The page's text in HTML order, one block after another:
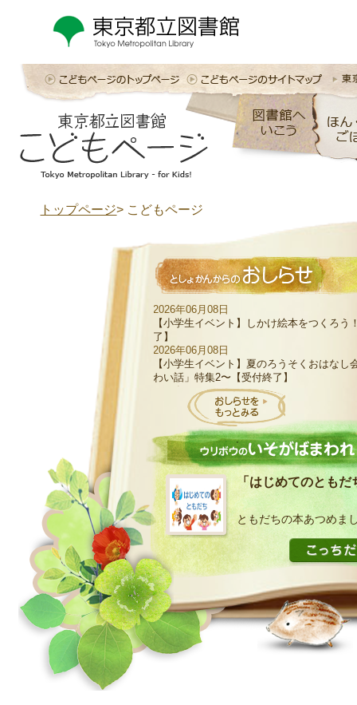
トップページ> こどもページ
2026年06月08日
【小学生イベント】しかけ絵本をつくろう
了】
2026年06月08日
【小学生イベント】夏のろうそくおはなし
わい話」特集2〜【受付終了】
2026年04月07日
【登録制】乳幼児おはなし会「わらべうた
リボウの会」について（募集開始）
「はじめてのともだ
ともだちの本あつめま